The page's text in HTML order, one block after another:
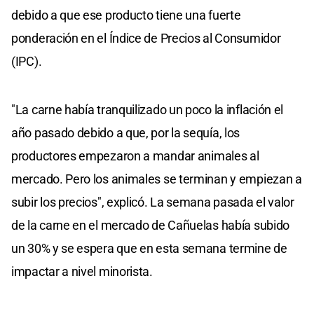
debido a que ese producto tiene una fuerte
ponderación en el Índice de Precios al Consumidor
(IPC).
"La carne había tranquilizado un poco la inflación el
año pasado debido a que, por la sequía, los
productores empezaron a mandar animales al
mercado. Pero los animales se terminan y empiezan a
subir los precios", explicó. La semana pasada el valor
de la carne en el mercado de Cañuelas había subido
un 30% y se espera que en esta semana termine de
impactar a nivel minorista.